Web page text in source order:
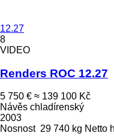
12.27
8
VIDEO
Renders ROC 12.27
5 750 € ≈ 139 100 Kč
Návěs chladírenský
2003
Nosnost 29 740 kg Netto